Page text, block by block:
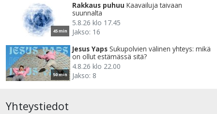
45 min
Rakkaus puhuu Kaavailuja taivaan
suunnalta
5.8.26 klo 17.45
Jakso: 16
50 min
Jesus Yaps Sukupolvien välinen yhteys: mikä
on ollut estämässä sitä?
4.8.26 klo 22.00
Jakso: 8
Yhteystiedot